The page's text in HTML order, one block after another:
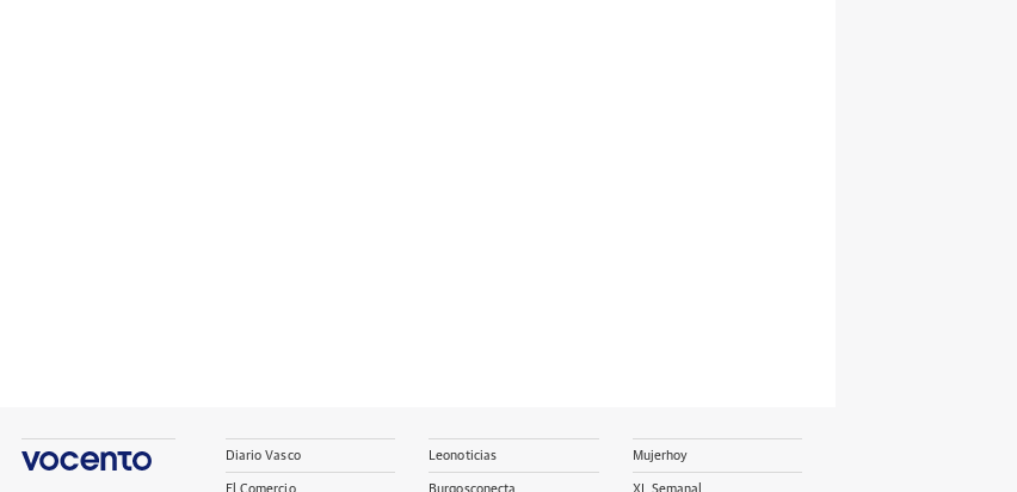
Diario Vasco
El Comercio
Leonoticias
Burgosconecta
Mujerhoy
XL Semanal